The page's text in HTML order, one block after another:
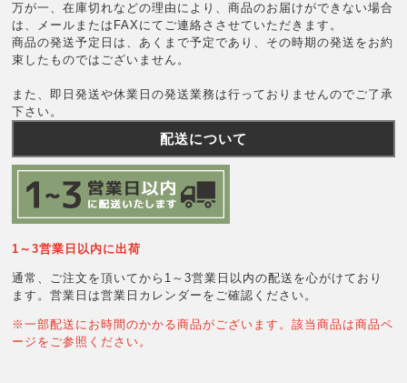
万が一、在庫切れなどの理由により、商品のお届けができない場合
は、メールまたはFAXにてご連絡ささせていただきます。
商品の発送予定日は、あくまで予定であり、その時期の発送をお約
束したものではございません。
また、即日発送や休業日の発送業務は行っておりませんのでご了承
下さい。
配送について
1～3営業日以内に出荷
通常、ご注文を頂いてから1～3営業日以内の配送を心がけており
ます。営業日は営業日カレンダーをご確認ください。
※一部配送にお時間のかかる商品がございます。該当商品は商品ペ
ージをご参照ください。